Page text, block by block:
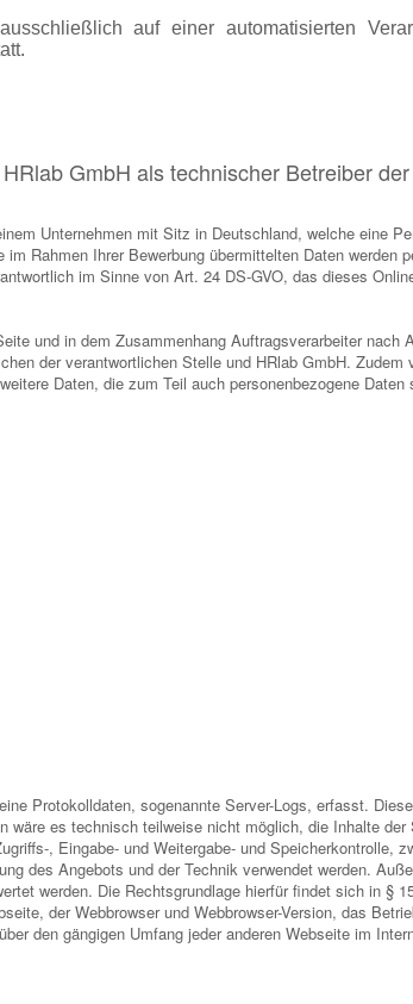
auf einer automatisierten
GmbH als technischer Betreiber
Unternehmen mit Sitz in Deutschland, welche eine
im Rahmen Ihrer Bewerbung übermittelten Daten werden
im Sinne von Art. 24 DS-GVO, das dieses
und in dem Zusammenhang Auftragsverarbeiter nach
der verantwortlichen Stelle und HRlab GmbH.
Daten, die zum Teil auch personenbezogene
Protokolldaten, sogenannte Server-Logs, erfasst.
es technisch teilweise nicht möglich, die Inhalte
, Eingabe- und Weitergabe- und Speicherkontrolle,
des Angebots und der Technik verwendet werden.
werden. Die Rechtsgrundlage hierfür findet sich in §
der Webbrowser und Webbrowser-Version, das
den gängigen Umfang jeder anderen Webseite im